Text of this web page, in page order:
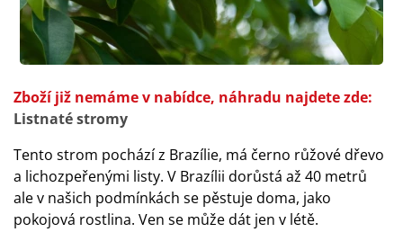
Zboží již nemáme v nabídce, náhradu najdete zde:
Listnaté stromy
Tento strom pochází z Brazílie, má černo růžové dřevo
a lichozpeřenými listy. V Brazílii dorůstá až 40 metrů
ale v našich podmínkách se pěstuje doma, jako
pokojová rostlina. Ven se může dát jen v létě.